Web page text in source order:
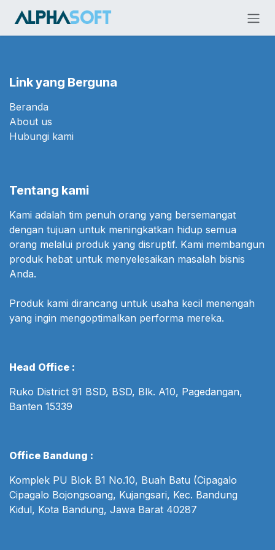
Link yang Berguna
Beranda
About us
Hubungi kami
Tentang kami
Kami adalah tim penuh orang yang bersemangat
dengan tujuan untuk meningkatkan hidup semua
orang melalui produk yang disruptif. Kami membangun
produk hebat untuk menyelesaikan masalah bisnis
Anda.
Produk kami dirancang untuk usaha kecil menengah
yang ingin mengoptimalkan performa mereka.
Head Office :
Ruko District 91 BSD, BSD, Blk. A10, Pagedangan,
Banten 15339
Office Bandung :
Komplek PU Blok B1 No.10, Buah Batu (Cipagalo
Cipagalo Bojongsoang, Kujangsari, Kec. Bandung
Kidul, Kota Bandung, Jawa Barat 40287